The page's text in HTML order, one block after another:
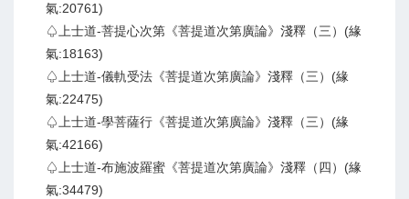
氣:20761)
♤上士道-菩提心次第《菩提道次第廣論》淺釋（三）(緣
氣:18163)
♤上士道-儀軌受法《菩提道次第廣論》淺釋（三）(緣
氣:22475)
♤上士道-學菩薩行《菩提道次第廣論》淺釋（三）(緣
氣:42166)
♤上士道-布施波羅蜜《菩提道次第廣論》淺釋（四）(緣
氣:34479)